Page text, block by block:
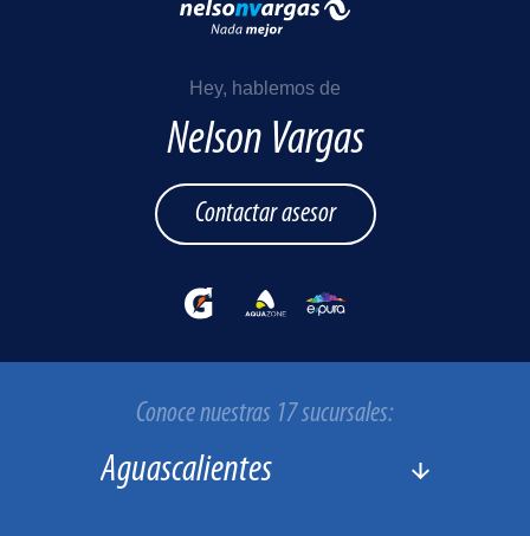
Hey, hablemos de
Nelson Vargas
Contactar asesor
Conoce nuestras 17 sucursales: